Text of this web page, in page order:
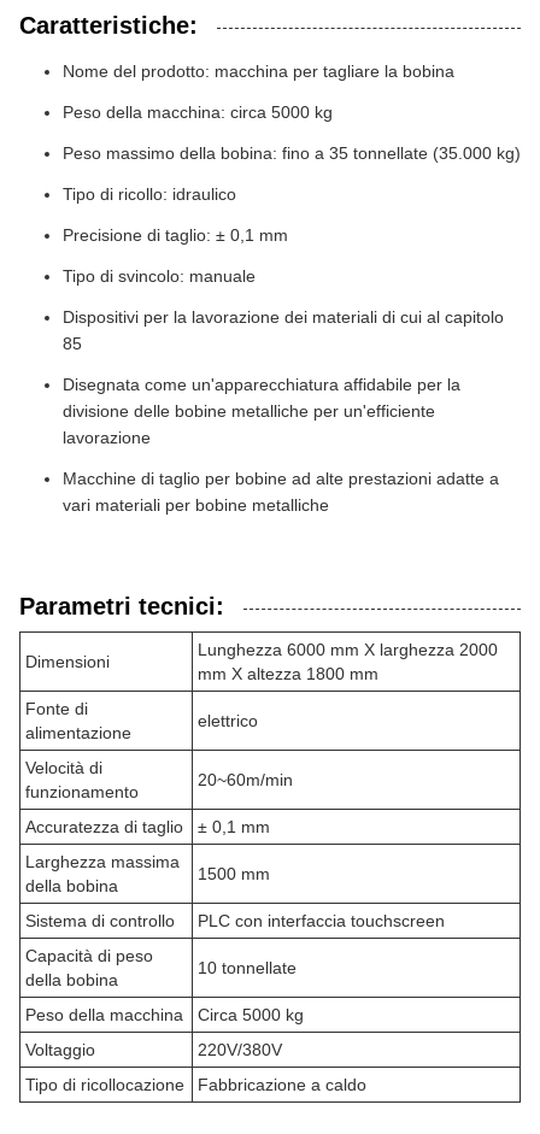
Caratteristiche:
Nome del prodotto: macchina per tagliare la bobina
Peso della macchina: circa 5000 kg
Peso massimo della bobina: fino a 35 tonnellate (35.000 kg)
Tipo di ricollo: idraulico
Precisione di taglio: ± 0,1 mm
Tipo di svincolo: manuale
Dispositivi per la lavorazione dei materiali di cui al capitolo
85
Disegnata come un'apparecchiatura affidabile per la
divisione delle bobine metalliche per un'efficiente
lavorazione
Macchine di taglio per bobine ad alte prestazioni adatte a
vari materiali per bobine metalliche
Parametri tecnici:
Dimensioni
Lunghezza 6000 mm X larghezza 2000
mm X altezza 1800 mm
Fonte di
alimentazione
elettrico
Velocità di
funzionamento
20~60m/min
Accuratezza di taglio
± 0,1 mm
Larghezza massima
della bobina
1500 mm
Sistema di controllo
PLC con interfaccia touchscreen
Capacità di peso
della bobina
10 tonnellate
Peso della macchina
Circa 5000 kg
Voltaggio
220V/380V
Tipo di ricollocazione
Fabbricazione a caldo